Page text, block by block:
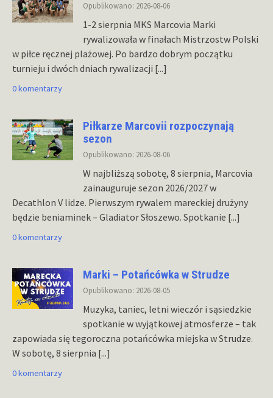
Opublikowano: 2026-08-06
1-2 sierpnia MKS Marcovia Marki
rywalizowała w finałach Mistrzostw Polski
w piłce ręcznej plażowej. Po bardzo dobrym początku
turnieju i dwóch dniach rywalizacji [...]
0 komentarzy
Piłkarze Marcovii rozpoczynają
sezon
Opublikowano: 2026-08-06
W najbliższą sobotę, 8 sierpnia, Marcovia
zainauguruje sezon 2026/2027 w
Decathlon V lidze. Pierwszym rywalem mareckiej drużyny
będzie beniaminek – Gladiator Słoszewo. Spotkanie [...]
0 komentarzy
Marki – Potańcówka w Strudze
Opublikowano: 2026-08-05
Muzyka, taniec, letni wieczór i sąsiedzkie
spotkanie w wyjątkowej atmosferze – tak
zapowiada się tegoroczna potańcówka miejska w Strudze.
W sobotę, 8 sierpnia [...]
0 komentarzy